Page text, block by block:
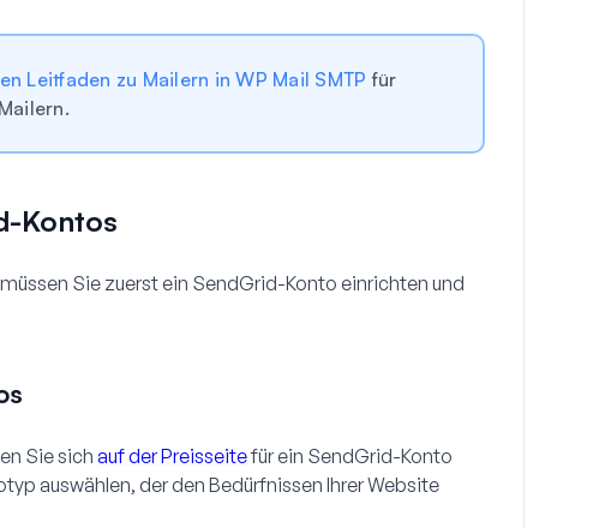
Leitfaden zu Mailern in WP Mail SMTP für
Kontos
Sie zuerst ein SendGrid-Konto einrichten und
Sie sichauf der Preisseitefür ein SendGrid-Konto
auswählen, der den Bedürfnissen Ihrer Website